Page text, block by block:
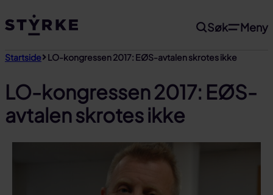
til
Søk Meny
Startside LO-kongressen 2017: EØS-avtalen skrotes ikke
LO-kongressen 2017: EØS-
avtalen skrotes ikke